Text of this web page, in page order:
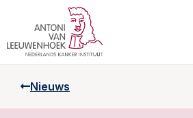
Nieuws